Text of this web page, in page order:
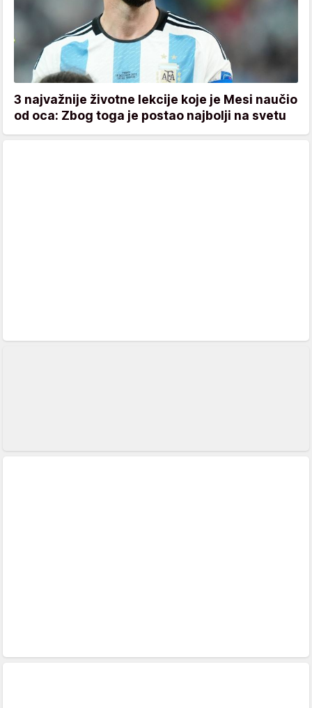
3 najvažnije životne lekcije koje je Mesi naučio
od oca: Zbog toga je postao najbolji na svetu